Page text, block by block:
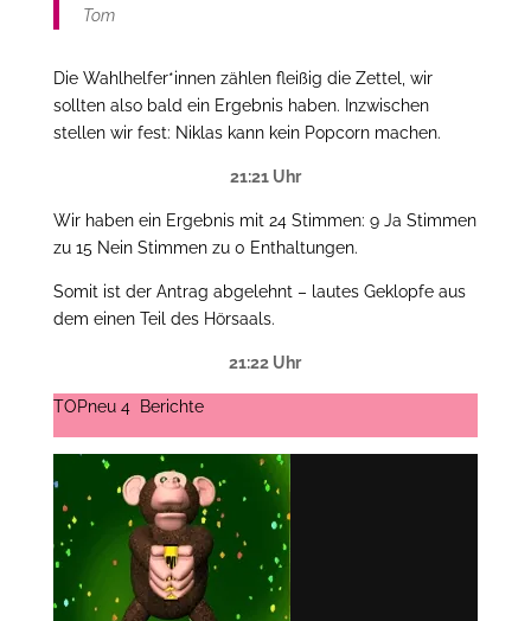
Tom
Die Wahlhelfer*innen zählen fleißig die Zettel, wir
sollten also bald ein Ergebnis haben. Inzwischen
stellen wir fest: Niklas kann kein Popcorn machen.
21:21 Uhr
Wir haben ein Ergebnis mit 24 Stimmen: 9 Ja Stimmen
zu 15 Nein Stimmen zu 0 Enthaltungen.
Somit ist der Antrag abgelehnt – lautes Geklopfe aus
dem einen Teil des Hörsaals.
21:22 Uhr
TOPneu 4 Berichte